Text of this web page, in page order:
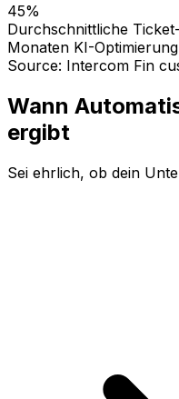
45%
Durchschnittliche
Monaten KI-Optimierung
Source: Intercom Fin
Wann
ergibt
Sei ehrlich, ob dein